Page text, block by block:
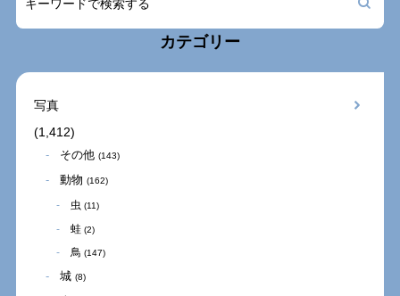
カテゴリー
写真
(1,412)
その他 (143)
動物 (162)
虫 (11)
蛙 (2)
鳥 (147)
城 (8)